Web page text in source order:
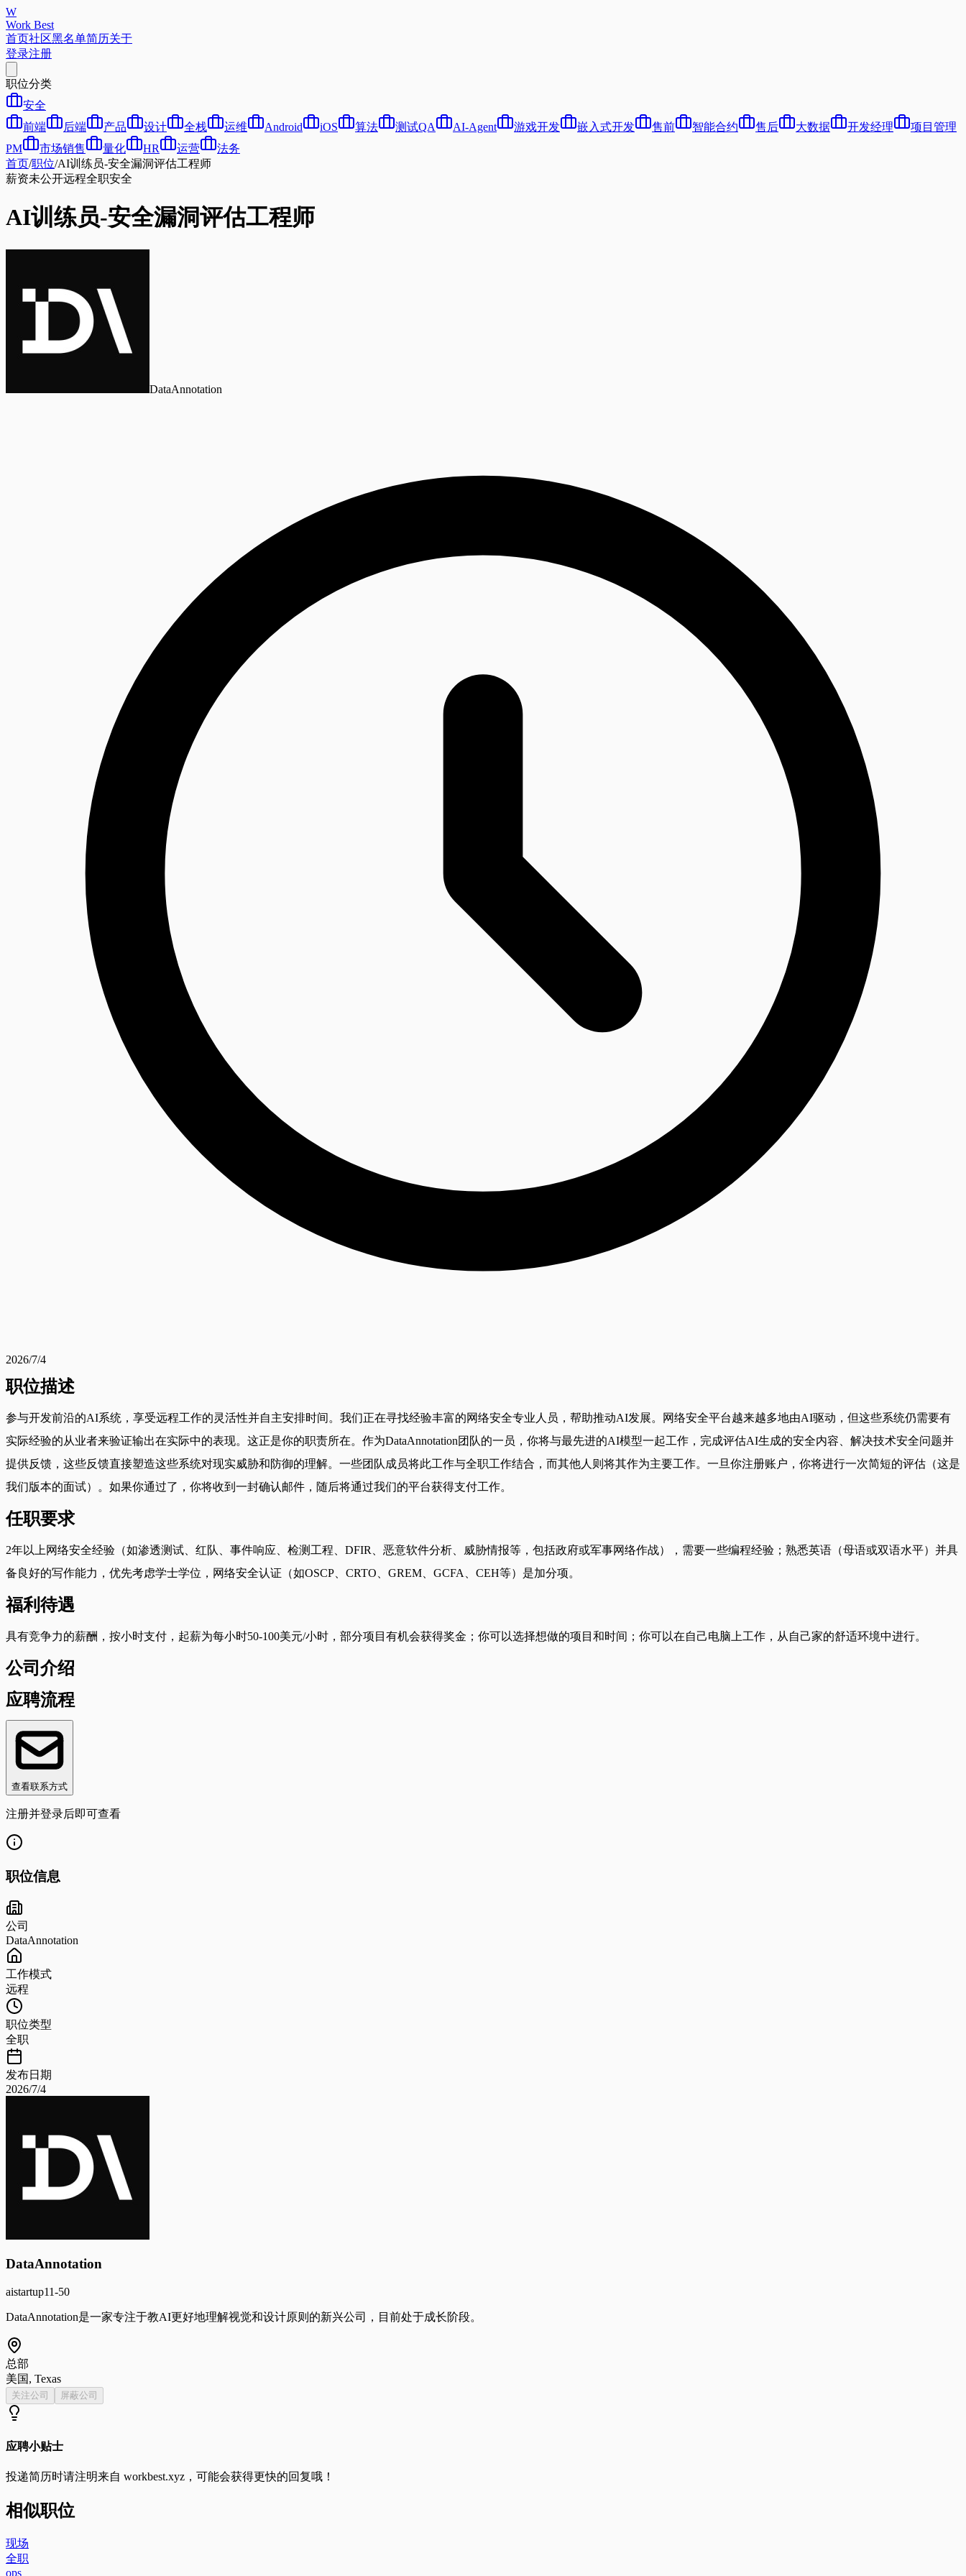
W
Work Best
首页社区黑名单简历关于
登录注册
职位分类
安全
前端
后端 产品 设计 全栈 运维 Android iOS 算法 测试QA AI-Agent 游戏开发 嵌入式开发 售前 智能合约 售后 大数据 开发经理
项目管理
PM
市场销售 量化 HR 运营
法务
首页/职位/AI训练员-安全漏洞评估工程师
薪资未公开远程全职安全
AI训练员-安全漏洞评估工程师
DataAnnotation
2026/7/4
职位描述
参与开发前沿的AI系统，享受远程工作的灵活性并自主安排时间。我们正在寻找经验丰富的网络安全专业人员，帮助推动AI发展。网络安全平台越来越多地由AI驱动，但这些系统仍需要有
实际经验的从业者来验证输出在实际中的表现。这正是你的职责所在。作为DataAnnotation团队的一员，你将与最先进的AI模型一起工作，完成评估AI生成的安全内容、解决技术安全问题并
提供反馈，这些反馈直接塑造这些系统对现实威胁和防御的理解。一些团队成员将此工作与全职工作结合，而其他人则将其作为主要工作。一旦你注册账户，你将进行一次简短的评估（这是
我们版本的面试）。如果你通过了，你将收到一封确认邮件，随后将通过我们的平台获得支付工作。
任职要求
2年以上网络安全经验（如渗透测试、红队、事件响应、检测工程、DFIR、恶意软件分析、威胁情报等，包括政府或军事网络作战），需要一些编程经验；熟悉英语（母语或双语水平）并具
备良好的写作能力，优先考虑学士学位，网络安全认证（如OSCP、CRTO、GREM、GCFA、CEH等）是加分项。
福利待遇
具有竞争力的薪酬，按小时支付，起薪为每小时50-100美元/小时，部分项目有机会获得奖金；你可以选择想做的项目和时间；你可以在自己电脑上工作，从自己家的舒适环境中进行。
公司介绍
应聘流程
查看联系方式
注册并登录后即可查看
职位信息
公司
DataAnnotation
工作模式
远程
职位类型
全职
发布日期
2026/7/4
DataAnnotation
aistartup11-50
DataAnnotation是一家专注于教AI更好地理解视觉和设计原则的新兴公司，目前处于成长阶段。
总部
美国, Texas
关注公司 屏蔽公司
应聘小贴士
投递简历时请注明来自 workbest.xyz ，可能会获得更快的回复哦！
相似职位
现场
全职
ops